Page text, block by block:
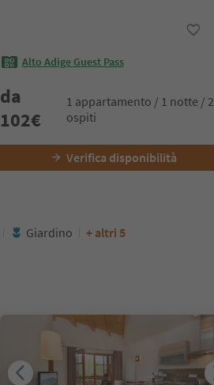
Alto Adige Guest Pass
da
102€
1 appartamento / 1 notte / 2
ospiti
Verifica disponibilità
Giardino + altri 5